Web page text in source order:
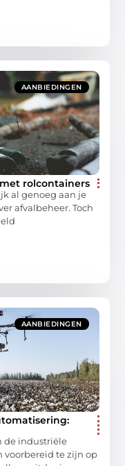
AANBIEDINGEN
rolcontainers
al genoeg aan je
afvalbeheer. Toch
AANBIEDINGEN
de industriële
voorbereid te zijn op